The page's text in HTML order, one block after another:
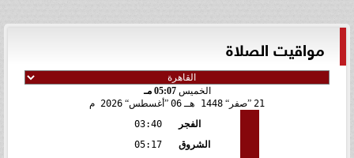
مواقيت الصلاة
الخميس05:07 مـ
21
صفر 1448 هـ 06 أغسطس 2026 م
الفجر
03:40
الشروق
05:17